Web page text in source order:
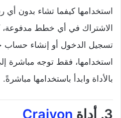
استخدامها كيفما تشاء بدون
الاشتراك في أي خطط مدفوعة،
تسجيل الدخول أو إنشاء
استخدامها، فقط توجه مباشرة
بالأداة وابدأ باستخدامها مباشرةً.
3. أداة Craiyon